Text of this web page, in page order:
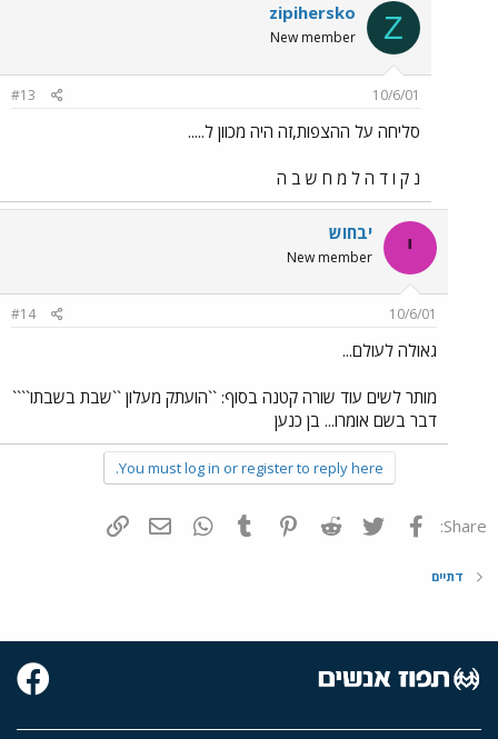
Z
zipihersko
New member
10/6/01
#13
סליחה על ההצפות,זה היה מכוון ל.....
נ ק ו ד ה ל מ ח ש ב ה
י יבחוש
New member
10/6/01
#14
גאולה לעולם...
מותר לשים עוד שורה קטנה בסוף: ``הועתק מעלון ``שבת בשבתו````
דבר בשם אומרו... בן כנען
You must log in or register to reply here.
Share: פייסבוק Twitter
Reddit
Pinterest
Tumblr
WhatsAppדואר אלקטרוני
דתיים